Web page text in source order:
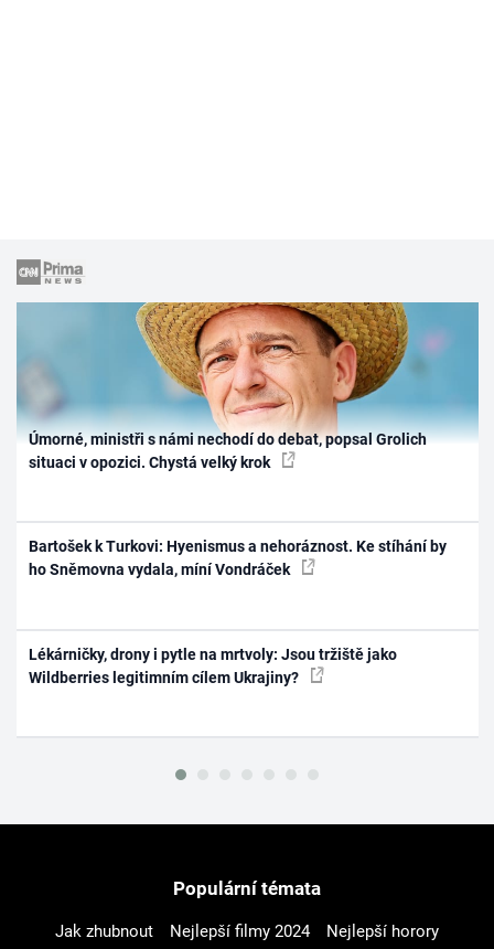
Úmorné, ministři s námi nechodí do debat, popsal Grolich
situaci v opozici. Chystá velký krok
Bartošek k Turkovi: Hyenismus a nehoráznost. Ke stíhání by
ho Sněmovna vydala, míní Vondráček
Lékárničky, drony i pytle na mrtvoly: Jsou tržiště jako
Wildberries legitimním cílem Ukrajiny?
Populární témata
Jak zhubnout Nejlepší filmy 2024
Nejlepší horory